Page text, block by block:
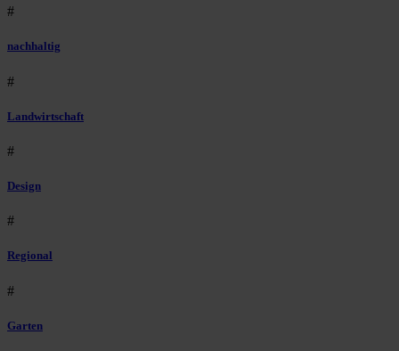
#
nachhaltig
#
Landwirtschaft
#
Design
#
Regional
#
Garten